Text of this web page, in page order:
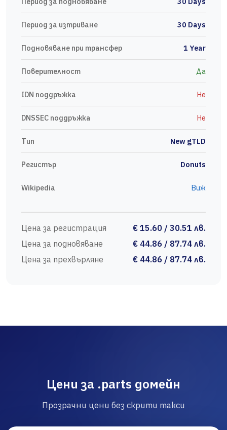
Период за изтриване 30 Days
Подновяване при трансфер 1 Year
Поверителност Да
IDN поддръжка Не
DNSSEC поддръжка Не
Тип New gTLD
Регистър Donuts
Wikipedia Виж
Цена за регистрация
€ 15.60 / 30.51 лв.
Цена за подновяване
€ 44.86 / 87.74 лв.
Цена за прехвърляне
€ 44.86 / 87.74 лв.
Цени за .parts домейн
Прозрачни цени без скрити такси